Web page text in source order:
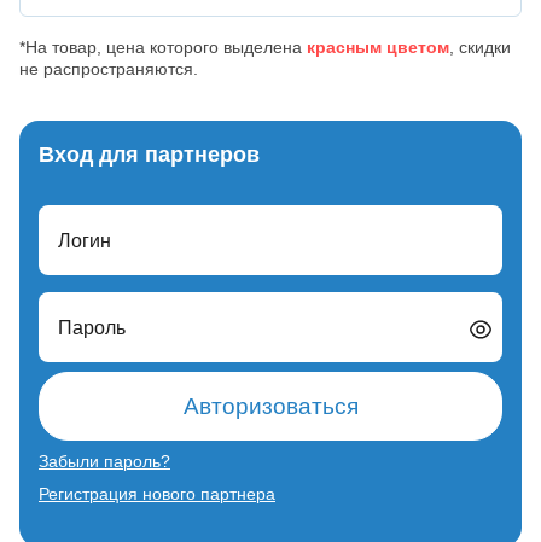
*На товар, цена которого выделена красным цветом , скидки
не распространяются.
Вход для партнеров
Логин
Пароль
Авторизоваться
Забыли пароль?
Регистрация нового партнера